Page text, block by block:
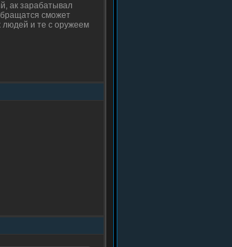
ак зарабатывал
сможет
людей и те с оружеем